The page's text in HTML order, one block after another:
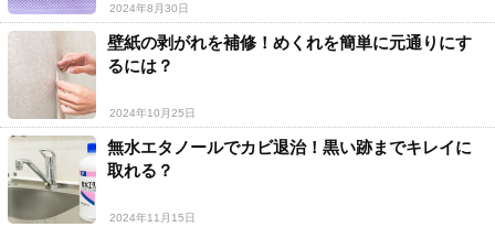
2024年8月30日
壁紙の剥がれを補修！めくれを簡単に元通りにす
るには？
2024年10月25日
無水エタノールでカビ退治！黒い跡までキレイに
取れる？
2024年11月15日